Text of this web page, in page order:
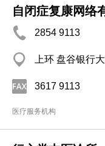
自闭症复康网络
2854 9113
上环 盘谷银行
3617 9113
医疗服务机构